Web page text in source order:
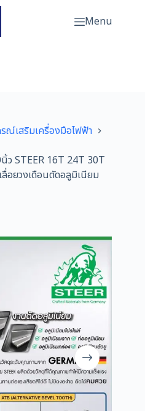
Menu
ณ์เสริมเครื่องมือไฟฟ้า
ว STEER 16T 24T 30T
อยวงเดือนตัดอลูมิเนียม